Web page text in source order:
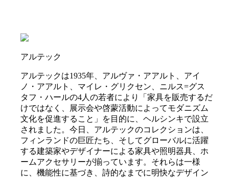
アルテック
アルテックは1935年、アルヴァ・アアルト、アイ
ノ・アアルト、マイレ・グリクセン、ニルス=グス
タフ・ハールの4人の若者により「家具を販売するだ
けではなく、展示会や啓蒙活動によってモダニズム
文化を促進すること」を目的に、ヘルシンキで設立
されました。今日、アルテックのコレクションは、
フィンランドの巨匠たち、そしてグローバルに活躍
する建築家やデザイナーによる家具や照明器具、ホ
ームアクセサリーが揃っています。それらは一様
に、機能性に基づき、詩的なまでに明快なデザイン